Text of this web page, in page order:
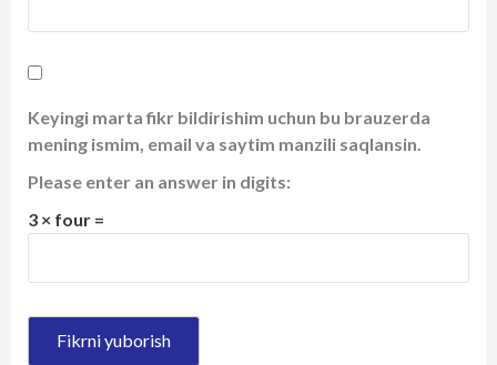
Keyingi marta fikr bildirishim uchun bu brauzerda
mening ismim, email va saytim manzili saqlansin.
Please enter an answer in digits:
3 × four =